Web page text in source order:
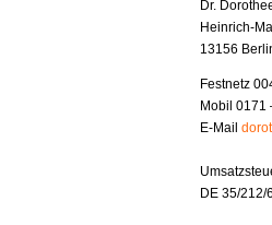
Dr.
Heinrich-
13156
Festnetz
Mobil 0171
E-Mail
DE 35/212/